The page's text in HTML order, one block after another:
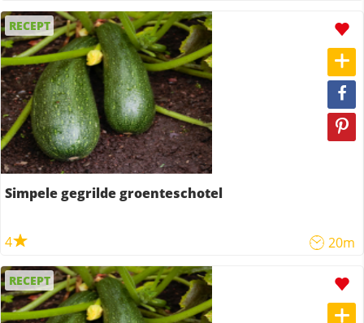
RECEPT
Simpele gegrilde groenteschotel
4 20m
RECEPT